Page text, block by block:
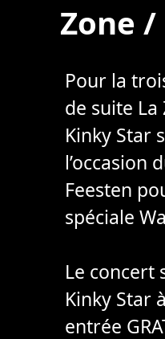
Zone
Pour la
de suite La
Kinky Star
l’occasion
Feesten
spéciale
Le concert
Kinky Star
entrée